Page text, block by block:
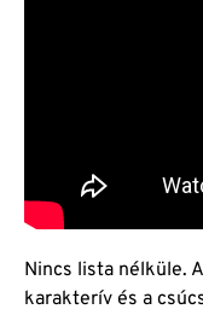
Nincs lista nélküle.
karakterív és a